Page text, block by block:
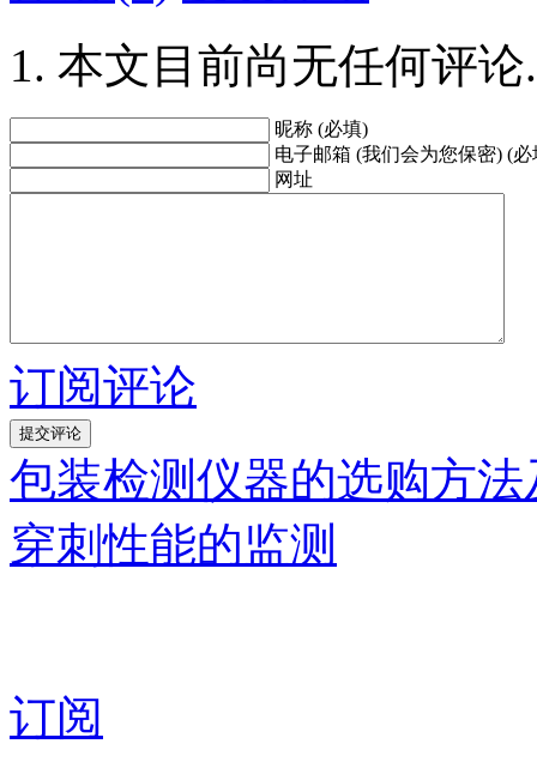
本文目前尚无任何评论.
昵称 (必填)
电子邮箱 (我们会为您保密) (必
网址
订阅评论
包装检测仪器的选购方
穿刺性能的监测
订阅